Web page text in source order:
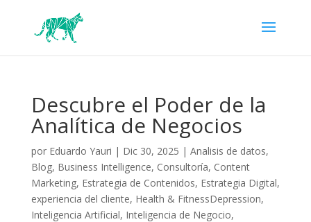
Descubre el Poder de la
Analítica de Negocios
por Eduardo Yauri | Dic 30, 2025 | Analisis de datos,
Blog, Business Intelligence, Consultoría, Content
Marketing, Estrategia de Contenidos, Estrategia Digital,
experiencia del cliente, Health & FitnessDepression,
Inteligencia Artificial, Inteligencia de Negocio,